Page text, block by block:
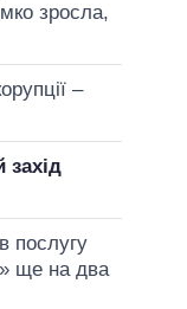
зросла,
–
захід
послугу
ще на два